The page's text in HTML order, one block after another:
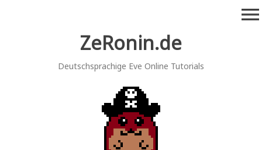
ZeRonin.de
Deutschsprachige Eve Online Tutorials
menu